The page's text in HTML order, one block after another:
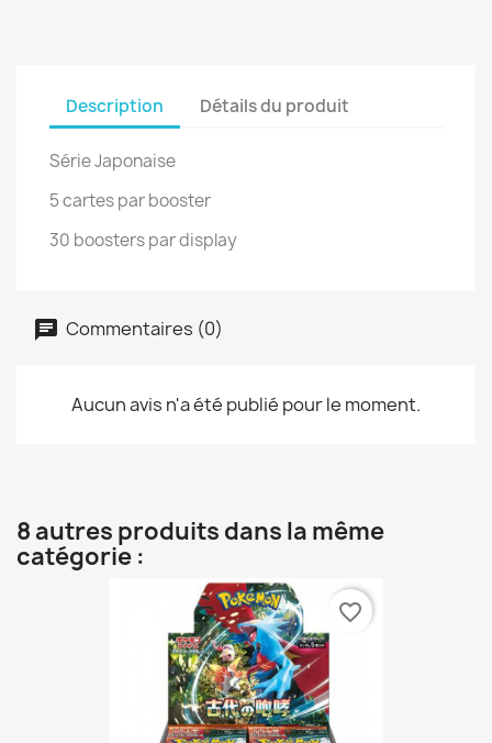
Description Détails du produit
Série Japonaise
5 cartes par booster
30 boosters par display
Commentaires (0)
Aucun avis n'a été publié pour le moment.
8 autres produits dans la même
catégorie :
favorite_border